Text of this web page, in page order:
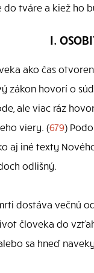
tváre a kiež ho
I.
ako čas
zákon hovorí o
ale viac ráz
viery. (679)
aj iné texty
odlišný.
dostáva večnú
človeka do
sa hneď